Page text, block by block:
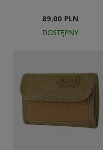
89,00 PLN
DOSTĘPNY